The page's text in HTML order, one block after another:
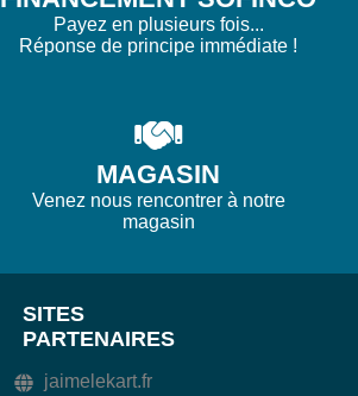
Payez en plusieurs fois...
Réponse de principe immédiate !
MAGASIN
Venez nous rencontrer à notre
magasin
SITES
PARTENAIRES
jaimelekart.fr